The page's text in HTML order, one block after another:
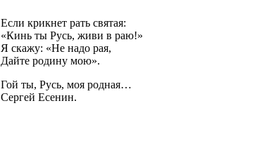
Если крикнет рать святая:
«Кинь ты Русь, живи в раю!»
Я скажу: «Не надо рая,
Дайте родину мою».
Гой ты, Русь, моя родная…
Сергей Есенин.